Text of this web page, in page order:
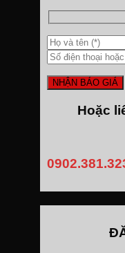
Hoặc